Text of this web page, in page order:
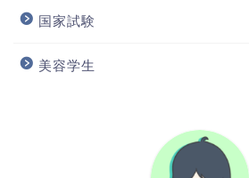
国家試験
美容学生